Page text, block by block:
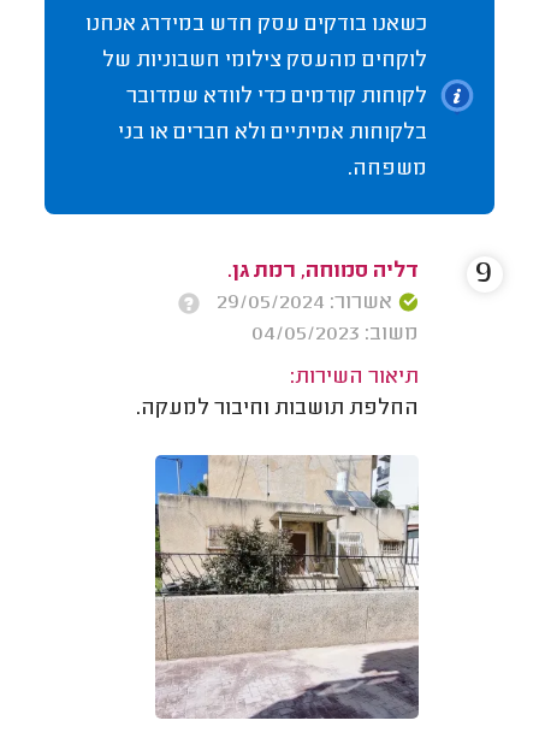
כשאנו בודקים עסק חדש במידרג אנחנו
לוקחים מהעסק צילומי חשבוניות של
לקוחות קודמים כדי לוודא שמדובר
בלקוחות אמיתיים ולא חברים או בני
משפחה.
דליה סמוחה, רמת גן.
אשרור: 29/05/2024
משוב: 04/05/2023
תיאור השירות:
החלפת תושבות וחיבור למעקה.
9